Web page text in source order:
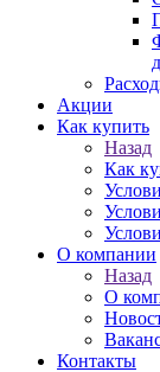
Акции
Как купить
Назад
Как
О компании
Назад
О
Контакты